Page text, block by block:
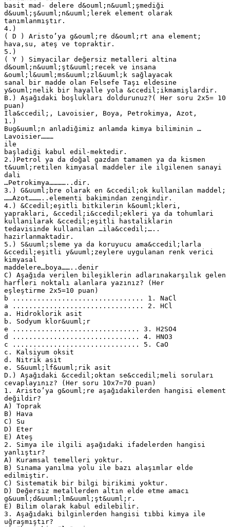
basit mad- delere d&ouml;n&uuml;şmediği
d&uuml;ş&uuml;n&uuml;lerek element olarak
tanımlanmıştır.
4.)
( D ) Aristo’ya g&ouml;re d&ouml;rt ana element;
hava,su, ateş ve topraktir.
5.)
( Y ) Simyacilar değersiz metalleri altina
d&ouml;n&uuml;şt&uuml;recek ve insana
&ouml;l&uuml;ms&uuml;zl&uuml;k sağlayacak
sanal bir madde olan Felsefe Taşı eldesine
y&ouml;nelik bir hayalle yola &ccedil;ikmamişlardir.
B.) Aşağıdaki boşlukları doldurunuz?( Her soru 2x5= 10
puan)
İla&ccedil;, Lavoisier, Boya, Petrokimya, Azot,
1.)
Bug&uuml;n anladiğimiz anlamda kimya biliminin …
Lavoisier………
ile
başladiği kabul edil-mektedir.
2.)Petrol ya da doğal gazdan tamamen ya da kismen
t&uuml;retilen kimyasal maddeler ile ilgilenen sanayi
dali
…Petrokimya…………..dir.
3.) G&uuml;bre olarak en &ccedil;ok kullanilan maddel;
……Azot………..elementi bakimindan zengindir.
4.) &Ccedil;eşitli bitkilerin k&ouml;kleri,
yapraklari, &ccedil;i&ccedil;ekleri ya da tohumlari
kullanilarak &ccedil;eşitli hastaliklarin
tedavisinde kullanilan …ila&ccedil;…..
hazirlanmaktadir.
5.) S&uuml;sleme ya da koruyucu ama&ccedil;larla
&ccedil;eşitli y&uuml;zeylere uygulanan renk verici
kimyasal
maddelere…boya……..denir
C) Aşağıda verilen bileşiklerin adlarınakarşılık gelen
harfleri noktalı alanlara yazınız? (Her
eşleştirme 2x5=10 puan)
b ................................ 1. NaCl
a ................................ 2. HCl
a. Hidroklorik asit
b. Sodyum klor&uuml;r
e ............................... 3. H2SO4
d ............................... 4. HNO3
c ............................... 5. CaO
c. Kalsiyum oksit
d. Nitrik asit
e. S&uuml;lf&uuml;rik asit
D.) Aşağıdaki &ccedil;oktan se&ccedil;meli soruları
cevaplayınız? (Her soru 10x7=70 puan)
1. Aristo’ya g&ouml;re aşağıdakilerden hangisi element
değildir?
A) Toprak
B) Hava
C) Su
D) Eter
E) Ateş
2. Simya ile ilgili aşağıdaki ifadelerden hangisi
yanlıştır?
A) Kuramsal temelleri yoktur.
B) Sınama yanılma yolu ile bazı alaşımlar elde
edilmiştir.
C) Sistematik bir bilgi birikimi yoktur.
D) Değersiz metallerden altın elde etme amacı
g&uuml;d&uuml;lm&uuml;şt&uuml;r.
E) Bilim olarak kabul edilebilir.
3. Aşağıdaki bilginlerden hangisi tıbbi kimya ile
uğraşmıştır?